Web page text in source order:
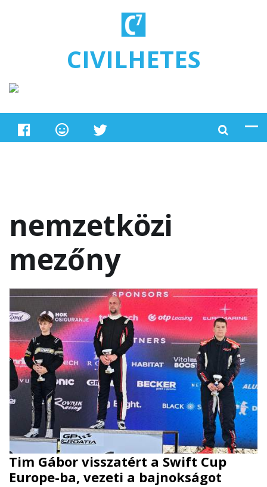
CIVILHETES
nemzetközi
mezőny
Tim Gábor visszatért a Swift Cup
Europe-ba, vezeti a bajnokságot